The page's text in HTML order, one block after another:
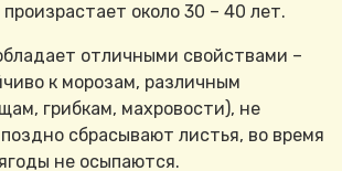
около 30 – 40 лет.
отличными свойствами –
к морозам, различным
грибкам, махровости), не
сбрасывают листья, во время
не осыпаются.